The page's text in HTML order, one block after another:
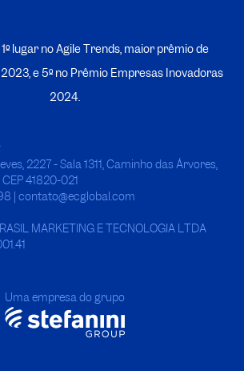
lugar no Agile Trends, maior prêmio de
e 5º no Prêmio Empresas Inovadoras
2024.
2227 - Sala 1311, Caminho das Árvores,
41820-021
| contato@ecglobal.com
MARKETING E TECNOLOGIA LTDA
Uma empresa do grupo